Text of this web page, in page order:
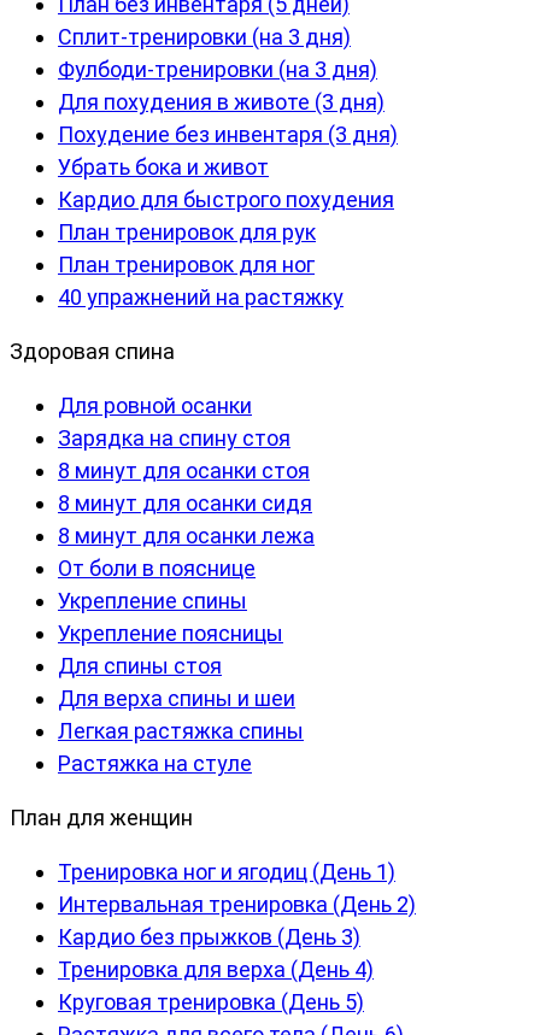
Сплит-тренировки (на 3 дня)
Фулбоди-тренировки (на 3 дня)
Для похудения в животе (3 дня)
Похудение без инвентаря (3 дня)
Убрать бока и живот
Кардио для быстрого похудения
План тренировок для рук
План тренировок для ног
40 упражнений на растяжку
Здоровая спина
Для ровной осанки
Зарядка на спину стоя
8 минут для осанки стоя
8 минут для осанки сидя
8 минут для осанки лежа
От боли в пояснице
Укрепление спины
Укрепление поясницы
Для спины стоя
Для верха спины и шеи
Легкая растяжка спины
Растяжка на стуле
План для женщин
Тренировка ног и ягодиц (День 1)
Интервальная тренировка (День 2)
Кардио без прыжков (День 3)
Тренировка для верха (День 4)
Круговая тренировка (День 5)